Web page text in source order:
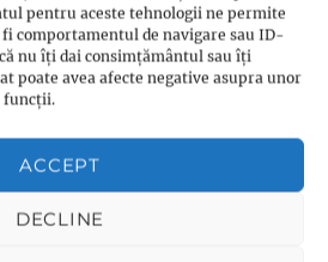
pentru aceste tehnologii ne permite
fi comportamentul de navigare sau ID-
nu îți dai consimțământul sau îți
poate avea afecte negative asupra unor
funcții.
ACCEPT
DECLINE
(162)
(178)
(21)